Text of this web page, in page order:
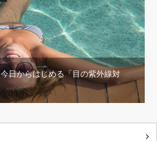
日からはじめる「目の紫外線対